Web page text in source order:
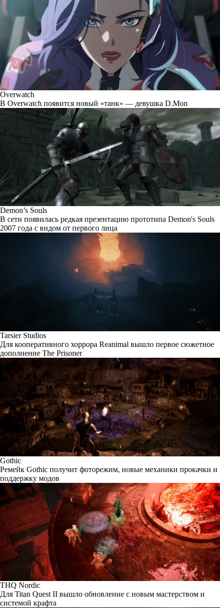
Overwatch
В Overwatch появится новый «танк» — девушка D.Mon
Demon’s Souls
В сети появилась редкая презентацию прототипа Demon's Souls
2007 года с видом от первого лица
Tarsier Studios
Для кооперативного хоррора Reanimal вышло первое сюжетное
дополнение The Prisoner
Gothic
Ремейк Gothic получит фоторежим, новые механики прокачки и
поддержку модов
THQ Nordic
Для Titan Quest II вышло обновление с новым мастерством и
системой крафта